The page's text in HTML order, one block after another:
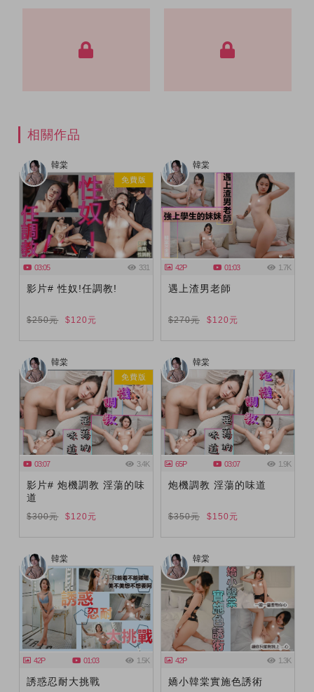
相關作品
韓棠
免費版
03:05 331
影片# 性奴!任調教!
$250元 $120元
韓棠
42P 01:03 1.7K
遇上渣男老師
$270元 $120元
韓棠
免費版
03:07 3.4K
影片# 炮機調教 淫蕩的味
道
$300元 $120元
韓棠
65P 03:07 1.9K
炮機調教 淫蕩的味道
$350元 $150元
韓棠
42P 01:03 1.5K
誘惑忍耐大挑戰
韓棠
42P 1.3K
嬌小韓棠實施色誘術